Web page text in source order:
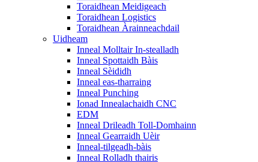
Toraidhean Meidigeach
Toraidhean Logistics
Toraidhean Àrainneachdail
Uidheam
Inneal Molltair In-stealladh
Inneal Spottaidh Bàis
Inneal Sèididh
Inneal eas-tharraing
Inneal Punching
Ionad Innealachaidh CNC
EDM
Inneal Drileadh Toll-Domhainn
Inneal Gearraidh Uèir
Inneal-tilgeadh-bàis
Inneal Rolladh thairis